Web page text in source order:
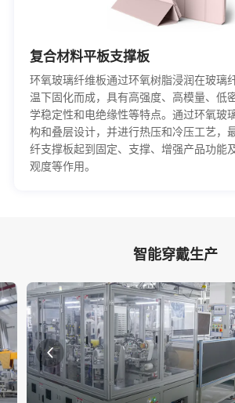
复合材料平板支撑板
环氧玻璃纤维板通过环氧树脂浸润在玻璃
温下固化而成，具有高强度、高模量、低
学稳定性和电绝缘性等特点。通过环氧玻
构和叠层设计，并进行热压和冷压工艺，
纤支撑板起到固定、支撑、增强产品功能
观度等作用。
智能穿戴生产